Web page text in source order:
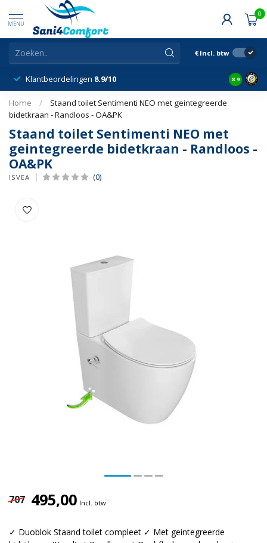
MENU
0
€ Incl. btw
Klantbeordelingen 8.9/10 8.9
Home /
Staand toilet Sentimenti NEO met geintegreerde
bidetkraan - Randloos - OA&PK
Staand toilet Sentimenti NEO met
geintegreerde bidetkraan - Randloos -
OA&PK
ISVEA (0)
707 495,00 Incl. btw
✓ Duoblok Staand toilet compleet ✓ Met geintegreerde